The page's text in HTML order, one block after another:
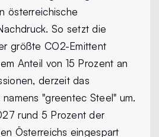
österreichische
So setzt die
größte CO2-Emittent
Anteil von 15 Prozent an
derzeit das
"greentec Steel" um.
rund 5 Prozent der
Österreichs eingespart